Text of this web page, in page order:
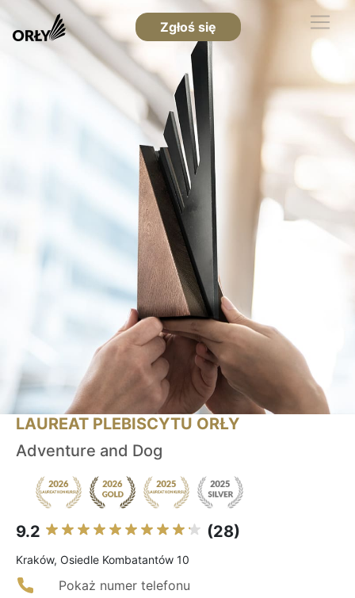
Zgłoś się
LAUREAT PLEBISCYTU ORŁY
Adventure and Dog
9.2 (28)
Kraków, Osiedle Kombatantów 10
Pokaż numer telefonu